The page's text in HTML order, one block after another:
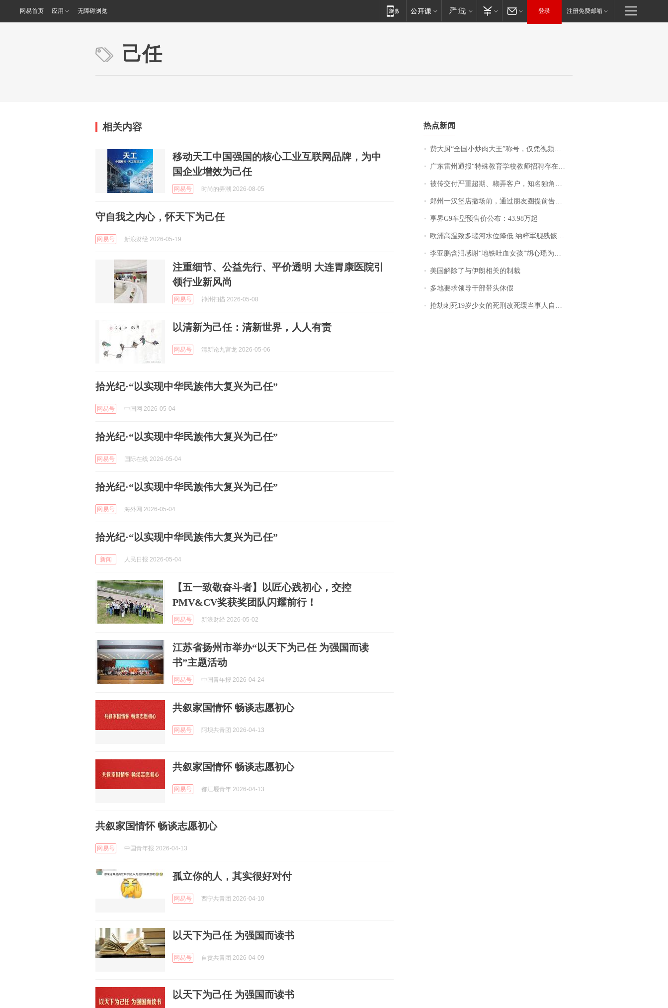
网易首页 应用 无障碍浏览 登录 注册免费邮箱
己任
相关内容
移动天工中国强国的核心工业互联网品牌，为中
国企业增效为己任
网易号 时尚的弄潮 2026-08-05
守自我之内心，怀天下为己任
网易号 新浪财经 2026-05-19
注重细节、公益先行、平价透明 大连胃康医院引
领行业新风尚
网易号 神州扫描 2026-05-08
以清新为己任：清新世界，人人有责
网易号 清新论九宫龙 2026-05-06
拾光纪·“以实现中华民族伟大复兴为己任”
网易号 中国网 2026-05-04
拾光纪·“以实现中华民族伟大复兴为己任”
网易号 国际在线 2026-05-04
拾光纪·“以实现中华民族伟大复兴为己任”
网易号 海外网 2026-05-04
拾光纪·“以实现中华民族伟大复兴为己任”
新闻 人民日报 2026-05-04
【五一致敬奋斗者】以匠心践初心，交控
PMV&CV奖获奖团队闪耀前行！
网易号 新浪财经 2026-05-02
江苏省扬州市举办“以天下为己任 为强国而读
书”主题活动
网易号 中国青年报 2026-04-24
共叙家国情怀 畅谈志愿初心
网易号 阿坝共青团 2026-04-13
共叙家国情怀 畅谈志愿初心
网易号 都江堰青年 2026-04-13
共叙家国情怀 畅谈志愿初心
网易号 中国青年报 2026-04-13
孤立你的人，其实很好对付
网易号 西宁共青团 2026-04-10
以天下为己任 为强国而读书
网易号 自贡共青团 2026-04-09
以天下为己任 为强国而读书
热点新闻
费大厨“全国小炒肉大王”称号，仅凭视频评出？中国烹饪协会回应
广东雷州通报“特殊教育学校教师招聘存在违规行为”：已启动问责程序 副校长被停职
被传交付严重超期、糊弄客户，知名独角兽车企创始人回应：都没证据，将依法采取措施，“本人长期与美国交管局保持沟通，对方表示肯定”
郑州一汉堡店撤场前，通过朋友圈提前告知逐一退费，有顾客仅剩1元也全被退回，分文不少；顾客：言而有信，让人感动
享界G9车型预售价公布：43.98万起
欧洲高温致多瑙河水位降低 纳粹军舰残骸重见天日
李亚鹏含泪感谢“地铁吐血女孩”胡心瑶为嫣然天使捐99999元：这份捐赠太沉重，尊重其捐赠意愿，个人向胡心瑶和她的病友之家各捐赠99999元
美国解除了与伊朗相关的制裁
多地要求领导干部带头休假
抢劫刺死19岁少女的死刑改死缓当事人自述：出狱11年间始终刻意躲避被害人家属